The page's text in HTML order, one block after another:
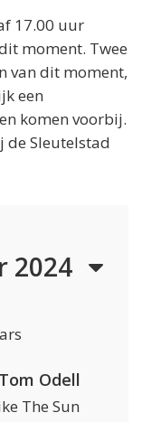
17.00 uur
moment. Twee
van dit moment,
een
komen voorbij.
de Sleutelstad
2024
Odell
The Sun